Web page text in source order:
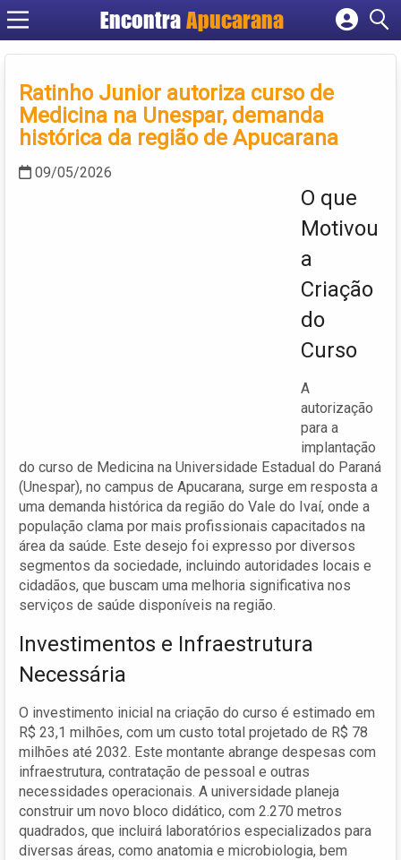
Encontra Apucarana
Cadastrar empresa
Criar conta
Ratinho Junior autoriza curso de
Medicina na Unespar, demanda
histórica da região de Apucarana
09/05/2026
O que
Motivou
a
Criação
do
Curso
A
autorização
para a
implantação
do curso de Medicina na Universidade Estadual do Paraná
(Unespar), no campus de Apucarana, surge em resposta a
uma demanda histórica da região do Vale do Ivaí, onde a
população clama por mais profissionais capacitados na
área da saúde. Este desejo foi expresso por diversos
segmentos da sociedade, incluindo autoridades locais e
cidadãos, que buscam uma melhoria significativa nos
serviços de saúde disponíveis na região.
Investimentos e Infraestrutura
Necessária
O investimento inicial na criação do curso é estimado em
R$ 23,1 milhões, com um custo total projetado de R$ 78
milhões até 2032. Este montante abrange despesas com
infraestrutura, contratação de pessoal e outras
necessidades operacionais. A universidade planeja
construir um novo bloco didático, com 2.270 metros
quadrados, que incluirá laboratórios especializados para
diversas áreas, como anatomia e microbiologia, bem